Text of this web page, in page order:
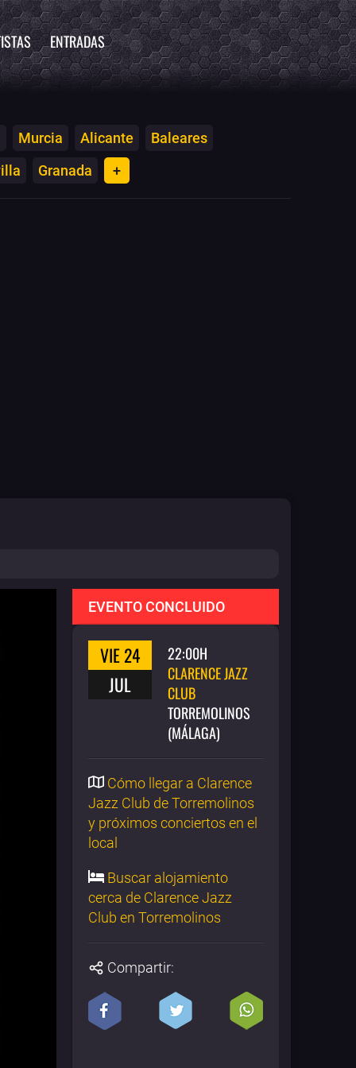
ENTRADAS
Murcia Alicante
Baleares
Granada +
EVENTO CONCLUIDO
VIE 24
JUL
22:00H
CLARENCE JAZZ
CLUB
TORREMOLINOS
(MÁLAGA)
Cómo llegar a Clarence
Jazz Club de Torremolinos
y próximos conciertos en el
local
Buscar alojamiento
cerca de Clarence Jazz
Club en Torremolinos
Compartir: